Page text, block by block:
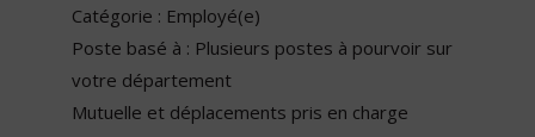
Catégorie : Employé(e)
Poste basé à : Plusieurs postes à pourvoir sur
votre département
Mutuelle et déplacements pris en charge